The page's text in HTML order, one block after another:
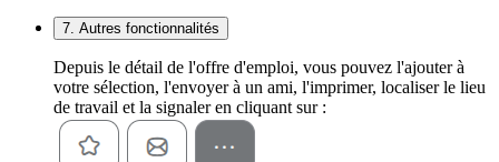
7. Autres fonctionnalités
Depuis le détail de l'offre d'emploi, vous pouvez l'ajouter à
votre sélection, l'envoyer à un ami, l'imprimer, localiser le lieu
de travail et la signaler en cliquant sur :